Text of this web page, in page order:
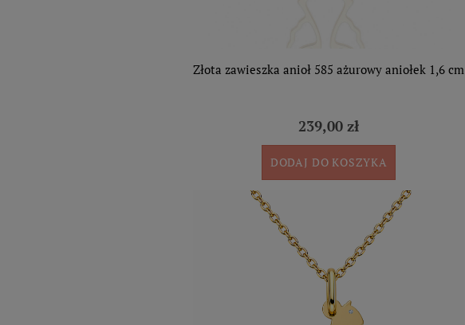
Złota zawieszka anioł 585 ażurowy aniołek 1,6 cm
239,00 zł
DODAJ DO KOSZYKA